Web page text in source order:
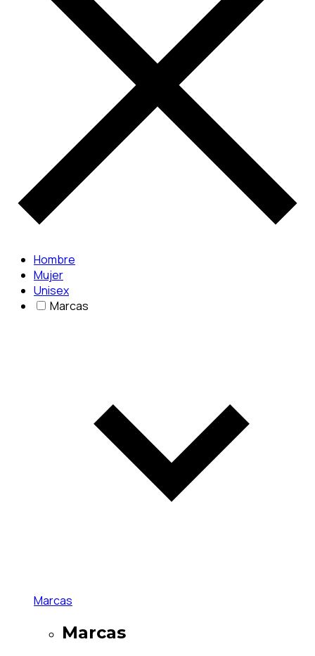
Hombre
Mujer
Unisex
Marcas
Marcas
Marcas